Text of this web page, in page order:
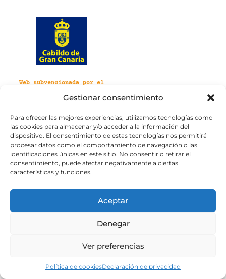
Gestionar consentimiento
Para ofrecer las mejores experiencias, utilizamos tecnologías como
las cookies para almacenar y/o acceder a la información del
dispositivo. El consentimiento de estas tecnologías nos permitirá
procesar datos como el comportamiento de navegación o las
identificaciones únicas en este sitio. No consentir o retirar el
consentimiento, puede afectar negativamente a ciertas
características y funciones.
Aceptar
Denegar
Ver preferencias
Política de cookiesDeclaración de privacidad
Web subvencionada por el
Aviso legalPolítica de privacidad
Política de cookies
Portal de transparenciaAccesibilidad